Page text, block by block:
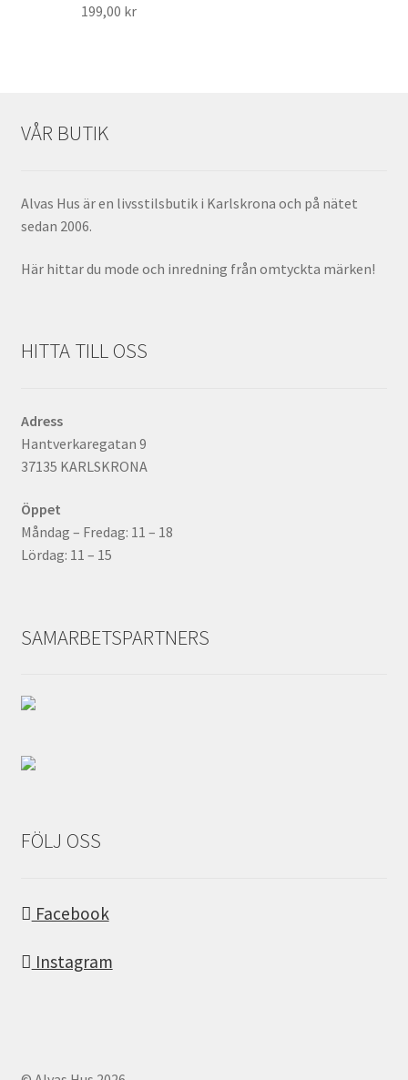
199,00 kr
VÅR BUTIK
Alvas Hus är en livsstilsbutik i Karlskrona och på nätet
sedan 2006.
Här hittar du mode och inredning från omtyckta märken!
HITTA TILL OSS
Adress
Hantverkaregatan 9
37135 KARLSKRONA
Öppet
Måndag – Fredag: 11 – 18
Lördag: 11 – 15
SAMARBETSPARTNERS
FÖLJ OSS
Facebook
Instagram